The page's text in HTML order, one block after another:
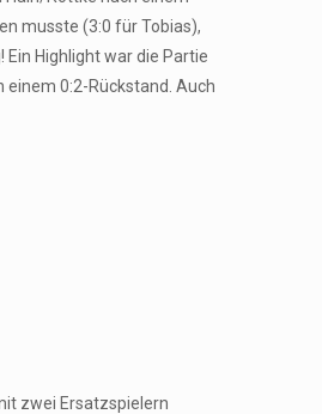
musste (3:0 für Tobias),
Highlight war die Partie
0:2-Rückstand. Auch
zwei Ersatzspielern